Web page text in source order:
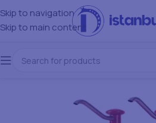
Skip to navigation
Skip to main content